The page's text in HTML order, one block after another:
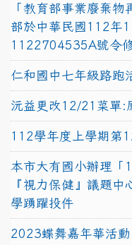
「教育部事業廢棄
部於中華民國112年
1122704535A號令
仁和國中七年級路跑
沅益更改12/21菜單:
112學年度上學期第
本市大有國小辦理「
『視力保健』議題中
學踴躍投件
2023蝶舞嘉年華活動